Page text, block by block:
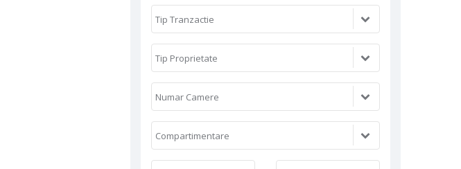
Tip Tranzactie
Tip Proprietate
Numar Camere
Compartimentare
Pret
Pret